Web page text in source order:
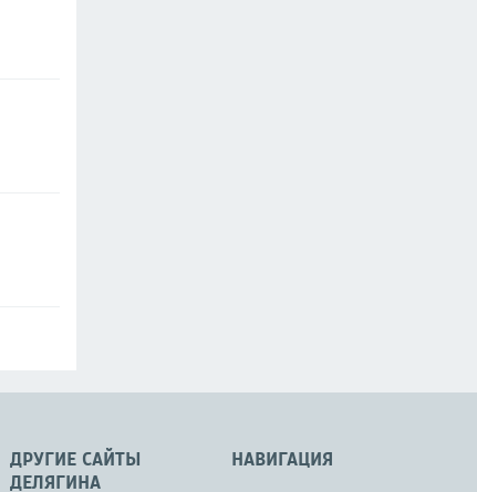
НАВИГАЦИЯ
ДРУГИЕ САЙТЫ
ДЕЛЯГИНА